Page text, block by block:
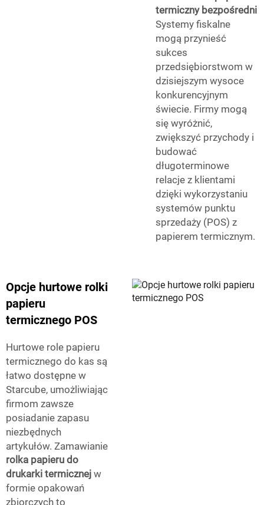
termiczny bezpośredni
Systemy fiskalne
mogą przynieść
sukces
przedsiębiorstwom w
dzisiejszym wysoce
konkurencyjnym
świecie. Firmy mogą
się wyróżnić,
zwiększyć przychody i
budować
długoterminowe
relacje z klientami
dzięki wykorzystaniu
systemów punktu
sprzedaży (POS) z
papierem termicznym.
Opcje hurtowe rolki
papieru
termicznego POS
Hurtowe role papieru
termicznego do kas są
łatwo dostępne w
Starcube, umożliwiając
firmom zawsze
posiadanie zapasu
niezbędnych
artykułów. Zamawianie
rolka papieru do
drukarki termicznej w
formie opakowań
zbiorczych to